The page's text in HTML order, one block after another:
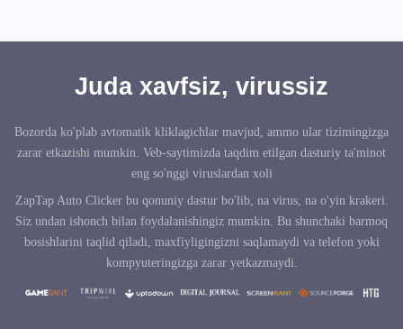
Juda xavfsiz, virussiz
Bozorda ko'plab avtomatik kliklagichlar mavjud, ammo ular tizimingizga
zarar etkazishi mumkin. Veb-saytimizda taqdim etilgan dasturiy ta'minot
eng so'nggi viruslardan xoli
ZapTap Auto Clicker bu qonuniy dastur bo'lib, na virus, na o'yin krakeri.
Siz undan ishonch bilan foydalanishingiz mumkin. Bu shunchaki barmoq
bosishlarini taqlid qiladi, maxfiyligingizni saqlamaydi va telefon yoki
kompyuteringizga zarar yetkazmaydi.